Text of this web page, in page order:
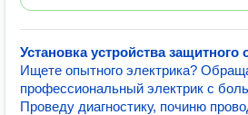
Установка устройства защитного
Ищете опытного электрика?
профессиональный электрик с
Проведу диагностику, починю